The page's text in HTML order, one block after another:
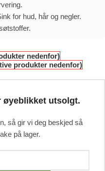
for hud, hår og negler.
nedenfor)
produkter nedenfor)
øyeblikket utsolgt.
så gir vi deg beskjed så
på lager.